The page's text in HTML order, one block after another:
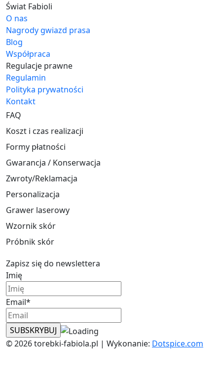
Świat Fabioli
O nas
Nagrody gwiazd prasa
Blog
Współpraca
Regulacje prawne
Regulamin
Polityka prywatności
Kontakt
FAQ
Koszt i czas realizacji
Formy płatności
Gwarancja / Konserwacja
Zwroty/Reklamacja
Personalizacja
Grawer laserowy
Wzornik skór
Próbnik skór
Zapisz się do newslettera
Imię
Email*
© 2026 torebki-fabiola.pl | Wykonanie: Dotspice.com